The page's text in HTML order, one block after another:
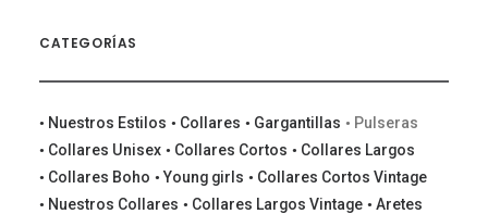
CATEGORÍAS
Nuestros Estilos Collares Gargantillas
Pulseras
Collares Unisex
Collares Cortos
Collares Largos
Collares Boho
Young girls
Collares Cortos Vintage
Nuestros Collares
Collares Largos Vintage
Aretes